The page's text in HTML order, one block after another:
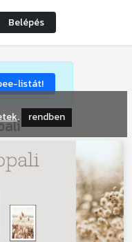
. rendben
Belépés
listát!